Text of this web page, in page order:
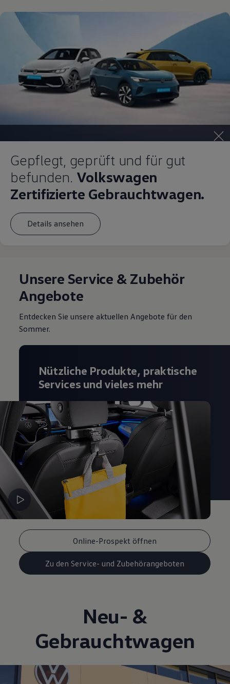
Gepflegt, geprüft und für gut
befunden. Volkswagen
Zertifizierte Gebrauchtwagen.
Details ansehen
Unsere Service & Zubehör
Angebote
Entdecken Sie unsere aktuellen Angebote für den
Sommer.
Online-Prospekt öffnen
Zu den Service- und Zubehörangeboten
Nützliche Produkte, praktische
Services und vieles mehr
Neu- &
Gebrauchtwagen